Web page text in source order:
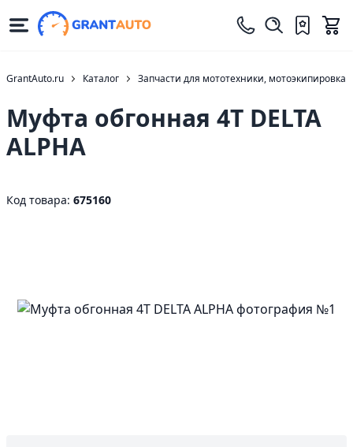
GrantAuto.ru Каталог Запчасти для мототехники, мотоэкипировка
Муфта обгонная 4T DELTA
ALPHA
Код товара: 675160